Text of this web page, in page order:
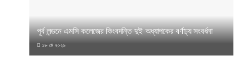
পূর্ব লন্ডনে এমসি কলেজের কিংবদন্তি দুই অধ্যাপকের বর্ণাঢ্য সংবর্ধনা
১৮ মে ২০২৬